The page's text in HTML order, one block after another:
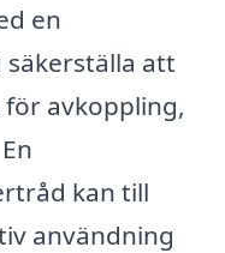
en
att
avkoppling,
kan till
användning